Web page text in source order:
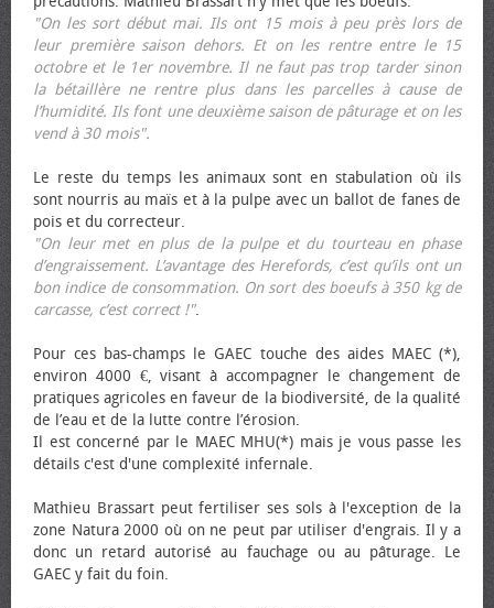
"On les sort début mai. Ils ont 15 mois à peu près lors de
leur première saison dehors. Et on les rentre entre le 15
octobre et le 1er novembre. Il ne faut pas trop tarder sinon
la bétaillère ne rentre plus dans les parcelles à cause de
l’humidité. Ils font une deuxième saison de pâturage et on les
vend à 30 mois".
Le reste du temps les animaux sont en stabulation où ils
sont nourris au maïs et à la pulpe avec un ballot de fanes de
pois et du correcteur.
"On leur met en plus de la pulpe et du tourteau en phase
d’engraissement. L’avantage des Herefords, c’est qu’ils ont un
bon indice de consommation. On sort des bœufs à 350 kg de
carcasse, c’est correct !".
Pour ces bas-champs le GAEC touche des aides MAEC (*),
environ 4000 €, visant à accompagner le changement de
pratiques agricoles en faveur de la biodiversité, de la qualité
de l’eau et de la lutte contre l’érosion.
Il est concerné par le MAEC MHU(*) mais je vous passe les
détails c'est d'une complexité infernale.
Mathieu Brassart peut fertiliser ses sols à l'exception de la
zone Natura 2000 où on ne peut par utiliser d'engrais. Il y a
donc un retard autorisé au fauchage ou au pâturage. Le
GAEC y fait du foin.